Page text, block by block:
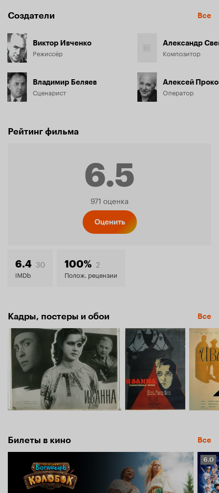
Создатели Все
Виктор Ивченко
Режиссёр
Владимир Беляев
Сценарист
Александр
Композитор
Алексей
Оператор
Рейтинг фильма
6.5
Рейтинг
6.5
971 оценка
Оценить
6.4 30
IMDb
100% 2
Полож. рецензии
Кадры, постеры и обои Все
Билеты в кино Все
6.0
6.0